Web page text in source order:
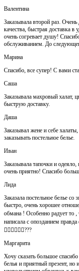
Валентина
Заказывала второй раз.
качества, быстрая доставка в
очень согревает душу!
обслуживанием. До
Марина
Спасибо, все супер! С вами
Саша
Заказывала махровый халат,
быструю доставку.
Даша
Заказывал жене и себе
заказывать постельное белье.
Иван
Заказывала тапочки и
очень приятно! Спасибо
Лида
Заказала постельное белье
быстро, очень хорошее
обмана ! Особенно радует то ,
написала с опозданием правда
👌🏻👌🏻👌🏻???
Маргарита
Хочу сказать большое
белья и приятный презент,